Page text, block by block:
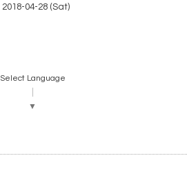
2018-04-28 (Sat)
Select Language
▼